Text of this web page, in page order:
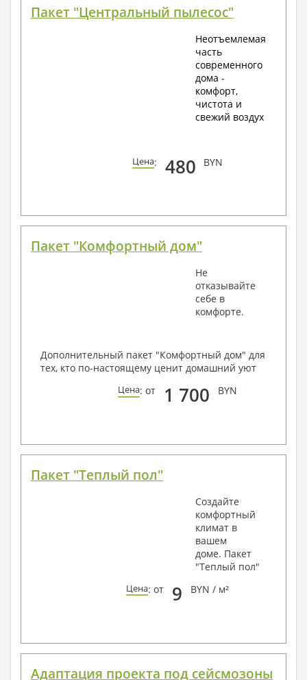
Пакет "Центральный пылесос"
Неотъемлемая
часть
современного
дома -
комфорт,
чистота и
свежий воздух
Цена: 480 BYN
Пакет "Комфортный дом"
Не
отказывайте
себе в
комфорте.
Дополнительный пакет "Комфортный дом" для
тех, кто по-настоящему ценит домашний уют
Цена: от 1 700 BYN
Пакет "Теплый пол"
Создайте
комфортный
климат в
вашем
доме. Пакет
"Теплый пол"
Цена: от 9 BYN / м²
Адаптация проекта под сейсмозоны